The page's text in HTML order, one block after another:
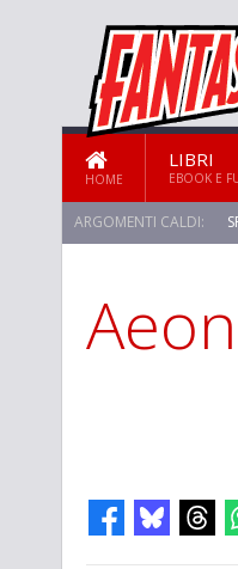
HOME
LIBRI
EBOOK E
ARGOMENTI CALDI:
STAR TREK: STRANGE